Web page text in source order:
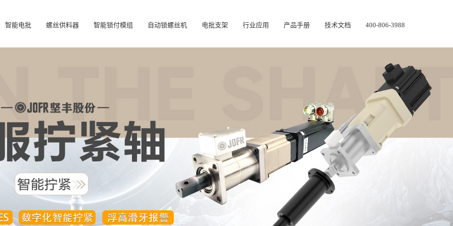
智能电批 螺丝供料器 智能锁付模组 自动锁螺丝机 电批支架 行业应用 产品手册 技术文档 400-806-3988